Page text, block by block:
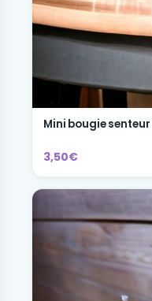
Mini bougie
3,50€